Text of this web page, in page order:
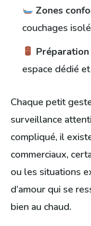
Zones
couchages
Préparation
espace dédié
Chaque petit
surveillance
compliqué, il
commerciaux,
ou les situations
d’amour qui se
bien au chaud.